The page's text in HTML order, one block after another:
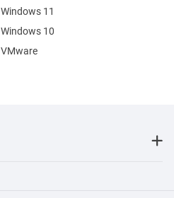
Windows 11
Windows 10
VMware